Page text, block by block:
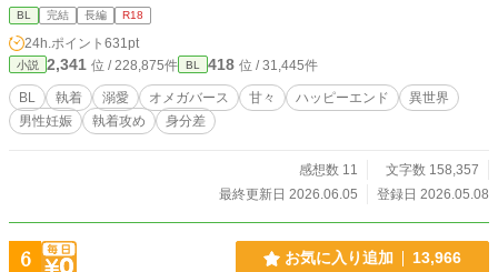
男娼に堕ちたオメガが、多くの人に助けられて幸せをつかむ
話です。 主人公の初恋の成就と、恋人同士の甘々な時間をお
届けします。子供もたくさん生まれます。 性描写があるエピ
ソードには（☆）を付けております。 無理やりの行為は一切
なく、主人公の相手は初めから運命の番ひとりだけです。 ア
ルファポリス様の独占公開です。 ※本編完結済。今後は甘々
の後日談を不定期に投稿します。 【番外編：後日談追加】完
BL 完結 長編 R18
24h.ポイント 631pt
小説 2,341 位 / 228,875件 BL 418 位 / 31,445件
BL 執着 溺愛 オメガバース 甘々 ハッピーエンド
異世界
男性妊娠
執着攻め 身分差
感想数 11
文字数 158,357
最終更新日 2026.06.05
登録日 2026.05.08
6 お気に入り追加 13,966